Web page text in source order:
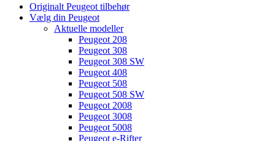
Originalt Peugeot tilbehør
Vælg din Peugeot
Aktuelle modeller
Peugeot 208
Peugeot 308
Peugeot 308 SW
Peugeot 408
Peugeot 508
Peugeot 508 SW
Peugeot 2008
Peugeot 3008
Peugeot 5008
Peugeot e-Rifter